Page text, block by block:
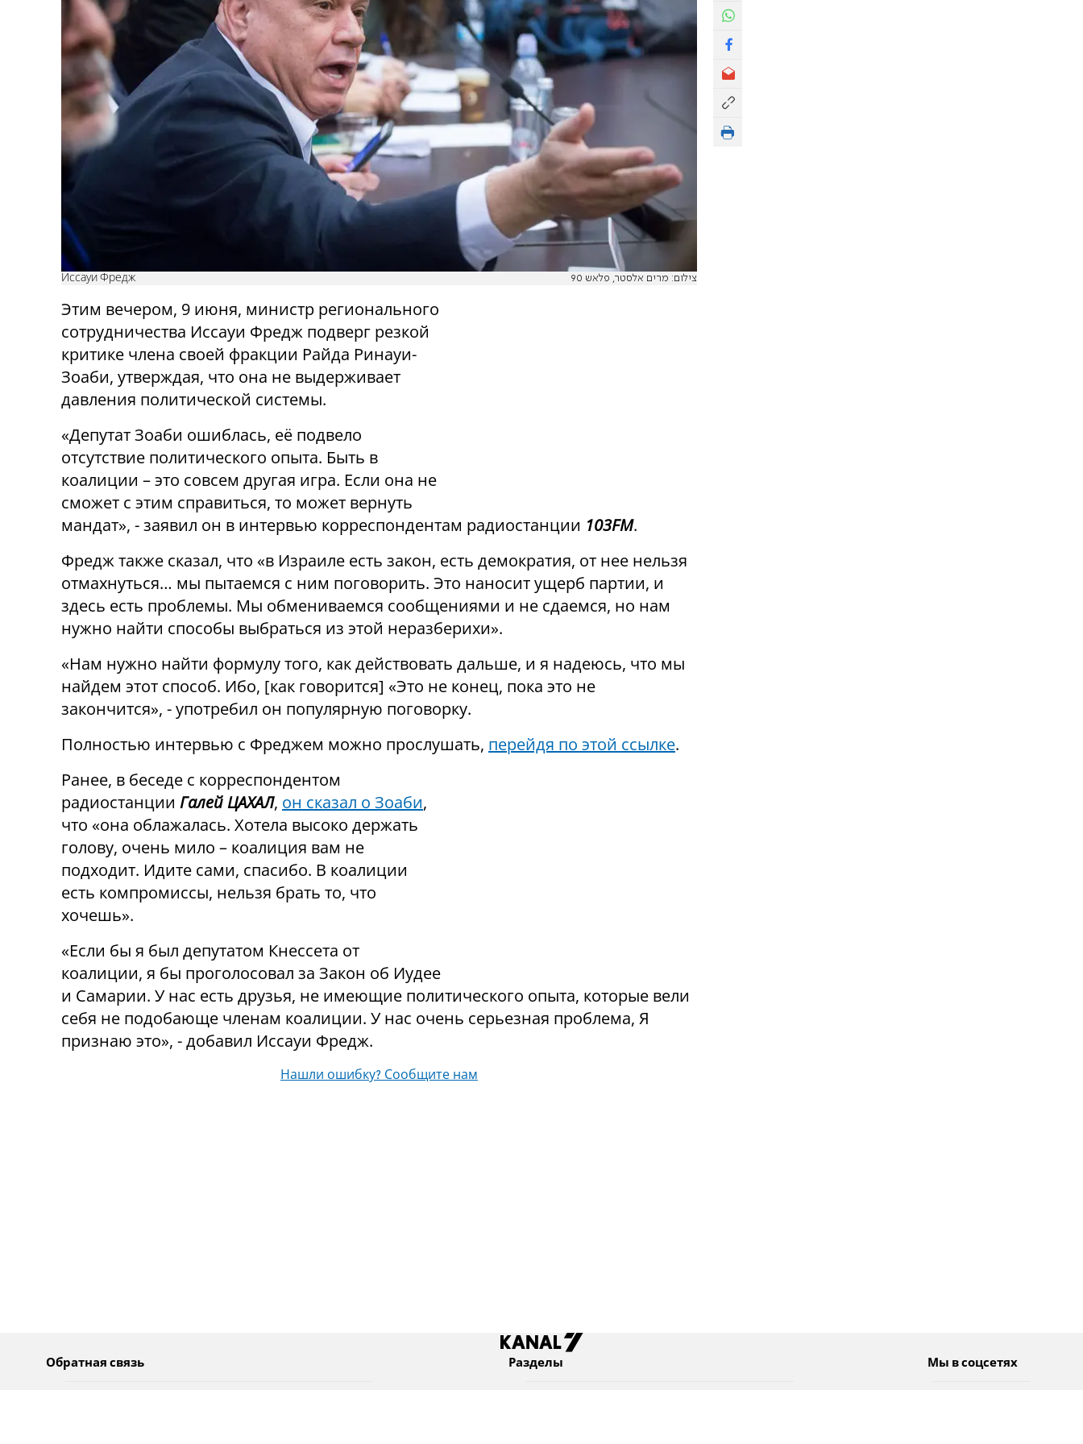
Иссауи Фредж צילום: מרים אלסטר, פלאש 90
Этим вечером, 9 июня, министр регионального
сотрудничества Иссауи Фредж подверг резкой
критике члена своей фракции Райда Ринауи-
Зоаби, утверждая, что она не выдерживает
давления политической системы.
«Депутат Зоаби ошиблась, её подвело
отсутствие политического опыта. Быть в
коалиции – это совсем другая игра. Если она не
сможет с этим справиться, то может вернуть
мандат», - заявил он в интервью корреспондентам радиостанции 103FM.
Фредж также сказал, что «в Израиле есть закон, есть демократия, от нее нельзя
отмахнуться… мы пытаемся с ним поговорить. Это наносит ущерб партии, и
здесь есть проблемы. Мы обмениваемся сообщениями и не сдаемся, но нам
нужно найти способы выбраться из этой неразберихи».
«Нам нужно найти формулу того, как действовать дальше, и я надеюсь, что мы
найдем этот способ. Ибо, [как говорится] «Это не конец, пока это не
закончится», - употребил он популярную поговорку.
Полностью интервью с Фреджем можно прослушать, перейдя по этой ссылке.
Ранее, в беседе с корреспондентом
радиостанции Галей ЦАХАЛ, он сказал о Зоаби,
что «она облажалась. Хотела высоко держать
голову, очень мило – коалиция вам не
подходит. Идите сами, спасибо. В коалиции
есть компромиссы, нельзя брать то, что
хочешь».
«Если бы я был депутатом Кнессета от
коалиции, я бы проголосовал за Закон об Иудее
и Самарии. У нас есть друзья, не имеющие политического опыта, которые вели
себя не подобающе членам коалиции. У нас очень серьезная проблема, Я
признаю это», - добавил Иссауи Фредж.
Нашли ошибку? Сообщите нам
Обратная связь Разделы Мы в соцсетях